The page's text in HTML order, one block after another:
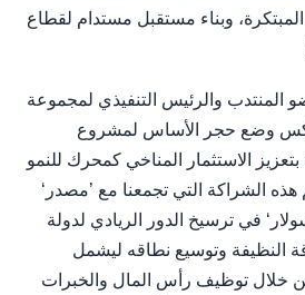
المبتكرة، وبناء مستقبل مستدام لقطاع
المنتدب والرئيس التنفيذي لمجموعة
وضع حجر الأساس لمشروع
الاستثمار المناخي كمحرك للنمو
الشراكة التي تجمعنا مع ’مصدر‘
في ترسيخ الدور الريادي لدولة
النظيفة وتوسيع نطاقه ليشمل
خلال توظيف رأس المال والخبرات